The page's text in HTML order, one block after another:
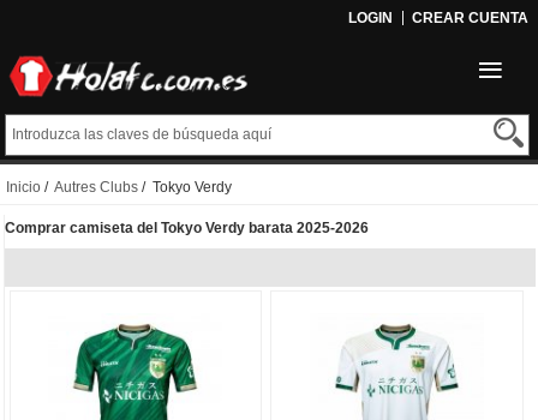
LOGIN CREAR CUENTA
Inicio / Autres Clubs / Tokyo Verdy
Comprar camiseta del Tokyo Verdy barata 2025-2026